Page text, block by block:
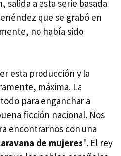
salida a esta serie basada
que se grabó en
no había sido
esta producción y la
máxima. La
para enganchar a
ficción nacional. Nos
encontrarnos con una
de mujeres". El rey